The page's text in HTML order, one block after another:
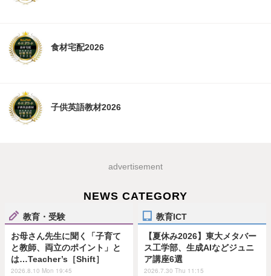
食材宅配2026
子供英語教材2026
advertisement
NEWS CATEGORY
教育・受験
お母さん先生に聞く「子育て
と教師、両立のポイント」と
は…Teacher’s［Shift］
2026.8.10 Mon 19:45
教育ICT
【夏休み2026】東大メタバー
ス工学部、生成AIなどジュニ
ア講座6選
2026.7.30 Thu 11:15